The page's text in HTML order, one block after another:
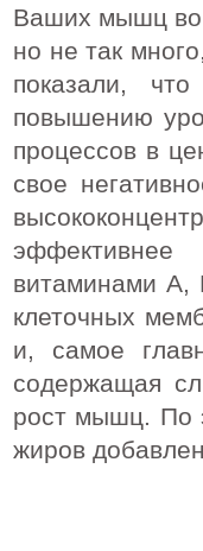
Ваших мышц во
но не так
показали, что
повышению
процессов в
свое
витаминами
клеточных
и, самое
содержащая
рост мышц. По
жиров